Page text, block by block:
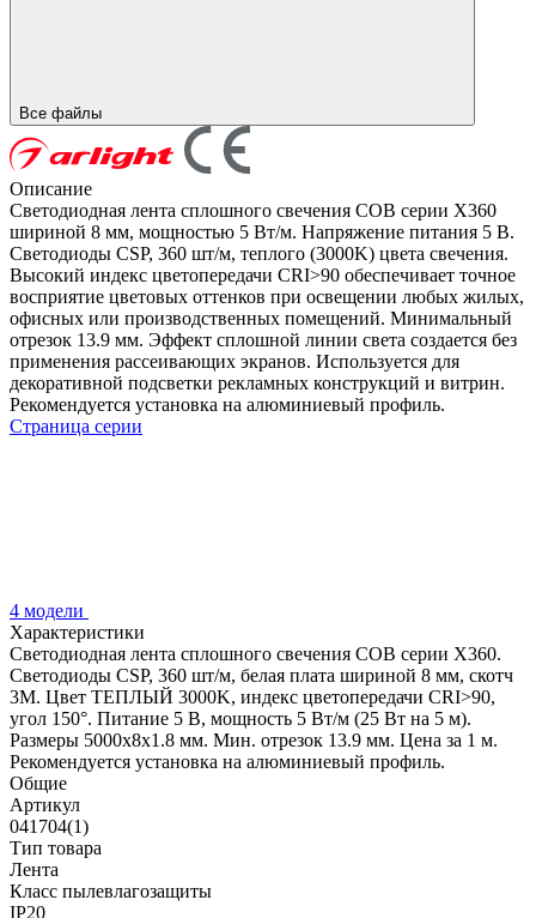
Все файлы
Описание
Светодиодная лента сплошного свечения COB серии X360
шириной 8 мм, мощностью 5 Вт/м. Напряжение питания 5 В.
Светодиоды CSP, 360 шт/м, теплого (3000K) цвета свечения.
Высокий индекс цветопередачи CRI>90 обеспечивает точное
восприятие цветовых оттенков при освещении любых жилых,
офисных или производственных помещений. Минимальный
отрезок 13.9 мм. Эффект сплошной линии света создается без
применения рассеивающих экранов. Используется для
декоративной подсветки рекламных конструкций и витрин.
Рекомендуется установка на алюминиевый профиль.
Страница серии
4 модели
Характеристики
Светодиодная лента сплошного свечения COB серии X360.
Светодиоды CSP, 360 шт/м, белая плата шириной 8 мм, скотч
3M. Цвет ТЕПЛЫЙ 3000K, индекс цветопередачи CRI>90,
угол 150°. Питание 5 В, мощность 5 Вт/м (25 Вт на 5 м).
Размеры 5000х8х1.8 мм. Мин. отрезок 13.9 мм. Цена за 1 м.
Рекомендуется установка на алюминиевый профиль.
Общие
Артикул
041704(1)
Тип товара
Лента
Класс пылевлагозащиты
IP20